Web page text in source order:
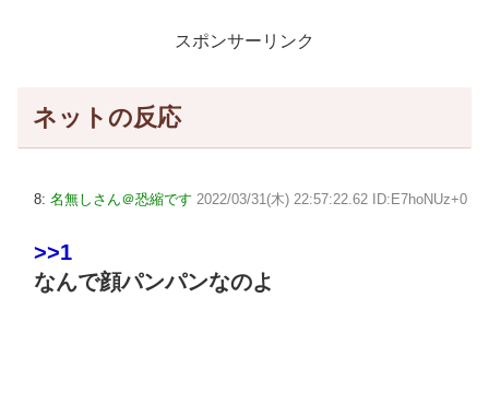
スポンサーリンク
ネットの反応
8: 名無しさん＠恐縮です 2022/03/31(木) 22:57:22.62 ID:E7hoNUz+0
>>1
なんで顔パンパンなのよ